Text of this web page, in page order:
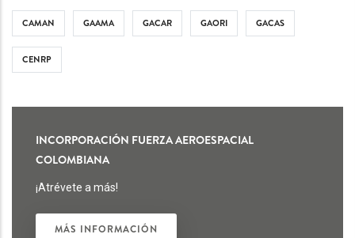
CAMAN GAAMA GACAR GAORI GACAS
CENRP
INCORPORACIÓN FUERZA AEROESPACIAL
COLOMBIANA
¡Atrévete a más!
MÁS INFORMACIÓN